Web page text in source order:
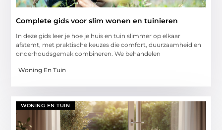
Complete gids voor slim wonen en tuinieren
In deze gids leer je hoe je huis en tuin slimmer op elkaar
afstemt, met praktische keuzes die comfort, duurzaamheid en
onderhoudsgemak combineren. We behandelen
Woning En Tuin
WONING EN TUIN